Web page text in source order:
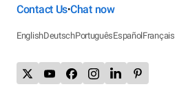
Contact Us•Chat now
EnglishDeutschPortuguêsEspañolFrançais